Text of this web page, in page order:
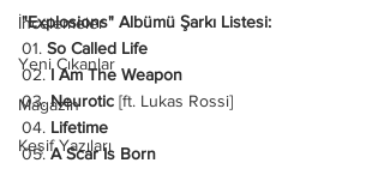
İncelemeler
Yeni Çıkanlar
Magazin
Keşif Yazıları
"Explosions" Albümü Şarkı Listesi:
01. So Called Life
02. I Am The Weapon
03. Neurotic [ft. Lukas Rossi]
04. Lifetime
05. A Scar Is Born